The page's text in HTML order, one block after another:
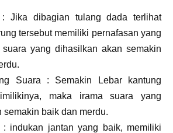
: Jika dibagian tulang dada terlihat
tersebut memiliki pernafasan yang
suara yang dihasilkan akan semakin
Suara : Semakin Lebar kantung
maka irama suara yang
semakin baik dan merdu.
: indukan jantan yang baik, memiliki